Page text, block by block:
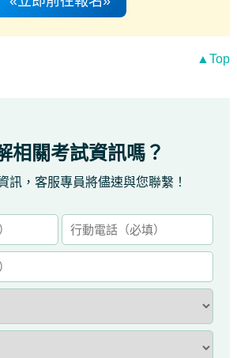
▲Top
相關考試資訊嗎？
訊，客服專員將儘速與您聯繫！